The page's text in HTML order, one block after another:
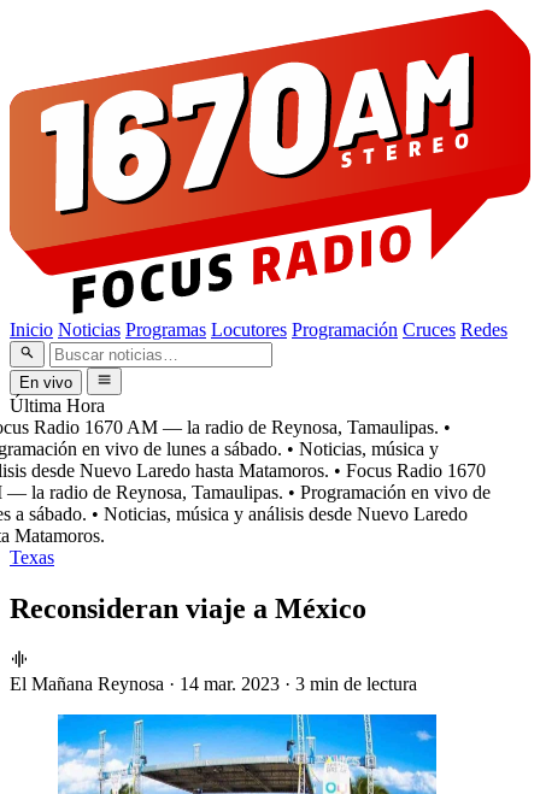
Inicio Noticias Programas Locutores Programación Cruces Redes
En vivo
Última Hora
Radio 1670 AM — la radio de Reynosa, Tamaulipas. •
en vivo de lunes a sábado. • Noticias, música y
desde Nuevo Laredo hasta Matamoros. • Focus Radio 1670
la radio de Reynosa, Tamaulipas. • Programación en vivo de
a sábado. • Noticias, música y análisis desde Nuevo Laredo
Matamoros.
Texas
Reconsideran viaje a México
El Mañana Reynosa · 14 mar. 2023 · 3 min de lectura